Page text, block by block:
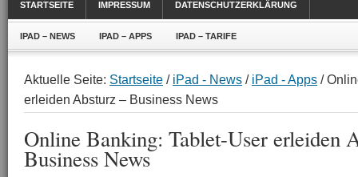
STARTSEITE IMPRESSUM DATENSCHUTZERKLÄRUNG
IPAD – NEWS IPAD – APPS IPAD – TARIFE
Aktuelle Seite: Startseite / iPad - News / iPad - Apps /
erleiden Absturz – Business News
Online Banking: Tablet-User erleiden
Business News